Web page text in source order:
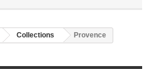
Collections Provence